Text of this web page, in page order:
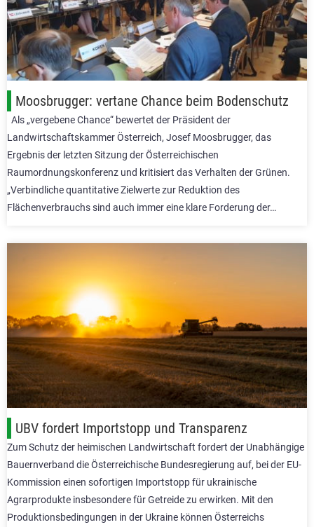
Moosbrugger: vertane Chance beim Bodenschutz
Als „vergebene Chance“ bewertet der Präsident der
Landwirtschaftskammer Österreich, Josef Moosbrugger, das
Ergebnis der letzten Sitzung der Österreichischen
Raumordnungskonferenz und kritisiert das Verhalten der Grünen.
„Verbindliche quantitative Zielwerte zur Reduktion des
Flächenverbrauchs sind auch immer eine klare Forderung der…
UBV fordert Importstopp und Transparenz
Zum Schutz der heimischen Landwirtschaft fordert der Unabhängige
Bauernverband die Österreichische Bundesregierung auf, bei der EU-
Kommission einen sofortigen Importstopp für ukrainische
Agrarprodukte insbesondere für Getreide zu erwirken. Mit den
Produktionsbedingungen in der Ukraine können Österreichs